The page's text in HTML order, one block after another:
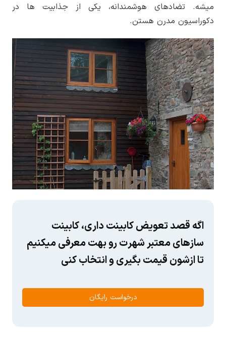
میشه. تضادهای هوشمندانه، یکی از جذابیت ها در
دکوراسیون مدرن هستن.
اگه قصد تعویض کابینت داری، کابینت
سازهای معتبر شهرت رو بهت معرفی میکنیم
تا ازشون قیمت بگیری و انتخاب کنی
درخواست رایگان